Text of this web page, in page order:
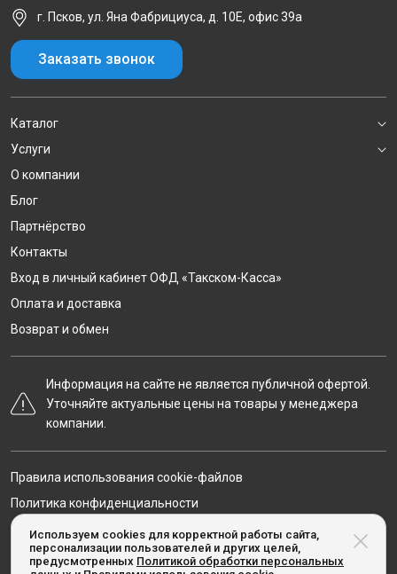
Используем cookies для корректной работы сайта,
персонализации пользователей и других целей,
предусмотренных Политикой обработки персональных
г. Псков, ул. Яна Фабрициуса, д. 10Е, офис 39а
Заказать звонок
Каталог
Услуги
О компании
Блог
Партнёрство
Контакты
Вход в личный кабинет ОФД «Такском-Касса»
Оплата и доставка
Возврат и обмен
Информация на сайте не является публичной офертой.
Уточняйте актуальные цены на товары у менеджера
компании.
Правила использования cookie-файлов
Политика конфиденциальности
Карта сайта